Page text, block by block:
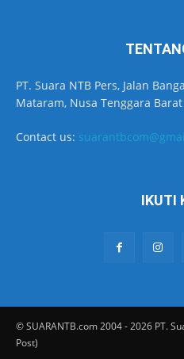
PT. Suara NTB Pers, Jalan
Mataram, Nusa Tenggara Barat
Contact us:
IKUTI
© SUARANTB.com 2004 - 2026 PT.
Post)